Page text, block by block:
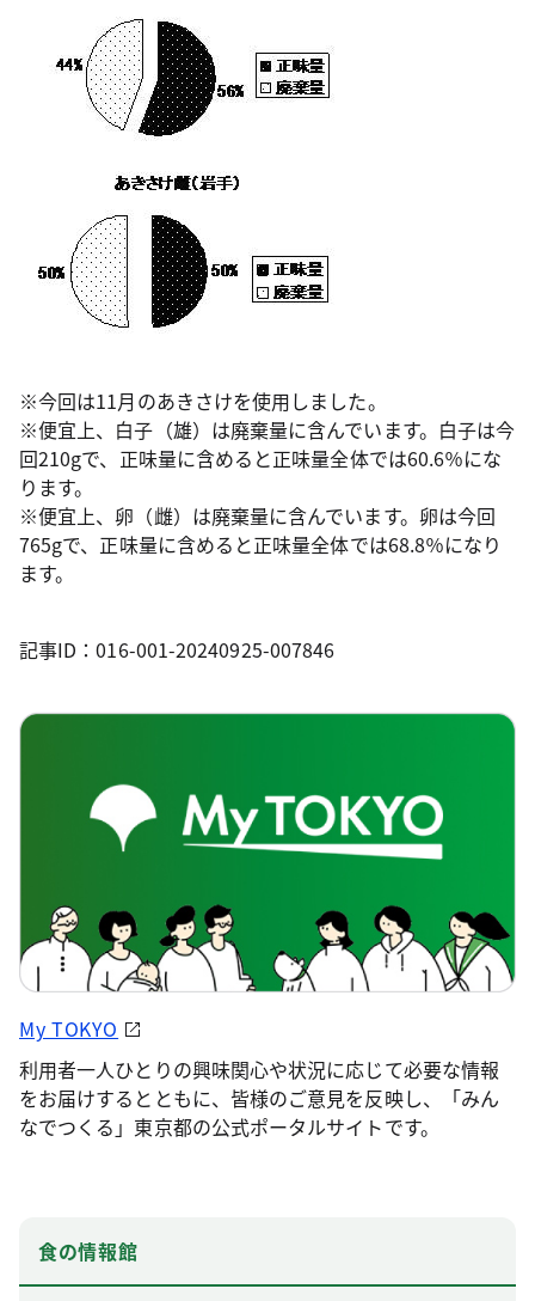
※今回は11月のあきさけを使用しました。
※便宜上、白子（雄）は廃棄量に含んでいます。白子は今
回210gで、正味量に含めると正味量全体では60.6％にな
ります。
※便宜上、卵（雌）は廃棄量に含んでいます。卵は今回
765gで、正味量に含めると正味量全体では68.8％になり
ます。
記事ID：016-001-20240925-007846
My TOKYO
利用者一人ひとりの興味関心や状況に応じて必要な情報
をお届けするとともに、皆様のご意見を反映し、「みん
なでつくる」東京都の公式ポータルサイトです。
食の情報館